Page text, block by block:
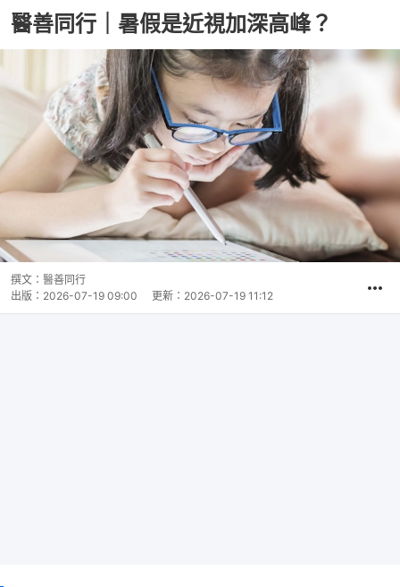
醫善同行｜暑假是近視加深高峰？
撰文： 醫善同行
出版： 2026-07-19 09:00 更新： 2026-07-19 11:12